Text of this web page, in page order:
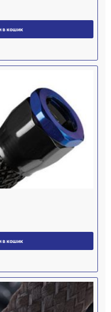
в кошик
в кошик